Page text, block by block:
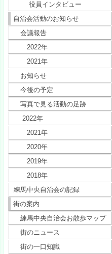
役員インタビュー
自治会活動のお知らせ
会議報告
2022年
2021年
お知らせ
今後の予定
写真で見る活動の足跡
2022年
2021年
2020年
2019年
2018年
練馬中央自治会の記録
街の案内
練馬中央自治会お散歩マップ
街のニュース
街の一口知識